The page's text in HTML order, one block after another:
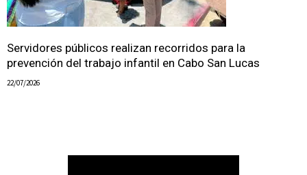
Servidores públicos realizan recorridos para la
prevención del trabajo infantil en Cabo San Lucas
22/07/2026